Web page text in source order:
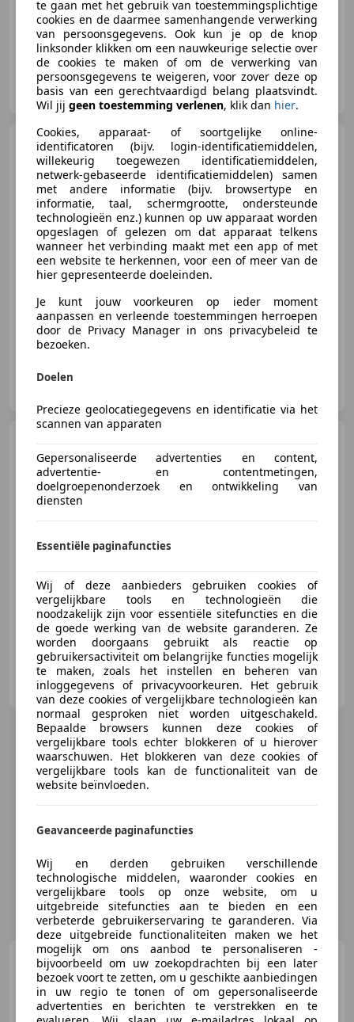
06/2005 222.616 km Benzine 130 kW (177 PK)
Loyaal Auto's
NL-2163 HC LISSE
Peugeot 307SW 1.6 16V
Pack Airco Koppeling Kapot
€ 850
01/2004 196.477 km Benzine 80 kW (109 PK)
Hebben Auto's B.V.
Oxygo NETTE CABRIO RIJDT EN
SCHAKELT GO
03/2006 188.499 km Benzine 103 kW (140 PK)
MSE
NL-7418 EE DEVENTER
Peugeot 307 1.6-16V XS 1e
Eigenaar, Airco, Trekhaak
te gaan met het gebruik van toestemmingsplichtige
cookies en de daarmee samenhangende verwerking
van persoonsgegevens. Ook kun je op de knop
linksonder klikken om een nauwkeurige selectie over
de cookies te maken of om de verwerking van
persoonsgegevens te weigeren, voor zover deze op
basis van een gerechtvaardigd belang plaatsvindt.
Wil jij geen toestemming verlenen, klik dan hier.
Cookies, apparaat- of soortgelijke online-
identificatoren (bijv. login-identificatiemiddelen,
willekeurig toegewezen identificatiemiddelen,
netwerk-gebaseerde identificatiemiddelen) samen
met andere informatie (bijv. browsertype en
informatie, taal, schermgrootte, ondersteunde
technologieën enz.) kunnen op uw apparaat worden
opgeslagen of gelezen om dat apparaat telkens
wanneer het verbinding maakt met een app of met
een website te herkennen, voor een of meer van de
hier gepresenteerde doeleinden.
Je kunt jouw voorkeuren op ieder moment
aanpassen en verleende toestemmingen herroepen
door de Privacy Manager in ons privacybeleid te
bezoeken.
Doelen
Precieze geolocatiegegevens en identificatie via het
scannen van apparaten
Gepersonaliseerde advertenties en content,
advertentie- en contentmetingen,
doelgroepenonderzoek en ontwikkeling van
diensten
Essentiële paginafuncties
Wij of deze aanbieders gebruiken cookies of
vergelijkbare tools en technologieën die
noodzakelijk zijn voor essentiële sitefuncties en die
de goede werking van de website garanderen. Ze
worden doorgaans gebruikt als reactie op
gebruikersactiviteit om belangrijke functies mogelijk
te maken, zoals het instellen en beheren van
inloggegevens of privacyvoorkeuren. Het gebruik
van deze cookies of vergelijkbare technologieën kan
normaal gesproken niet worden uitgeschakeld.
Bepaalde browsers kunnen deze cookies of
vergelijkbare tools echter blokkeren of u hierover
waarschuwen. Het blokkeren van deze cookies of
vergelijkbare tools kan de functionaliteit van de
website beïnvloeden.
Geavanceerde paginafuncties
Wij en derden gebruiken verschillende
technologische middelen, waaronder cookies en
vergelijkbare tools op onze website, om u
uitgebreide sitefuncties aan te bieden en een
verbeterde gebruikerservaring te garanderen. Via
deze uitgebreide functionaliteiten maken we het
mogelijk om ons aanbod te personaliseren -
bijvoorbeeld om uw zoekopdrachten bij een later
bezoek voort te zetten, om u geschikte aanbiedingen
in uw regio te tonen of om gepersonaliseerde
advertenties en berichten te verstrekken en te